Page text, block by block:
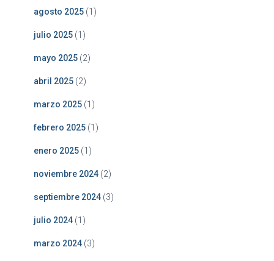
agosto 2025 (1)
julio 2025 (1)
mayo 2025 (2)
abril 2025 (2)
marzo 2025 (1)
febrero 2025 (1)
enero 2025 (1)
noviembre 2024 (2)
septiembre 2024 (3)
julio 2024 (1)
marzo 2024 (3)